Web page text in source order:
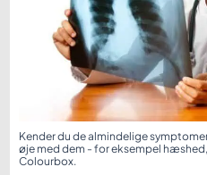
Kender du de almindelige
øje med dem - for eksempel
Colourbox.